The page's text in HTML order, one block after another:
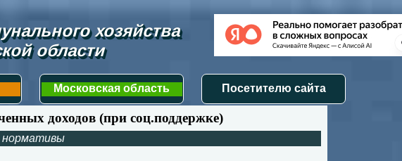
Московская область Посетителю сайта
хозяйства
области
доходов (при соц.поддержке)